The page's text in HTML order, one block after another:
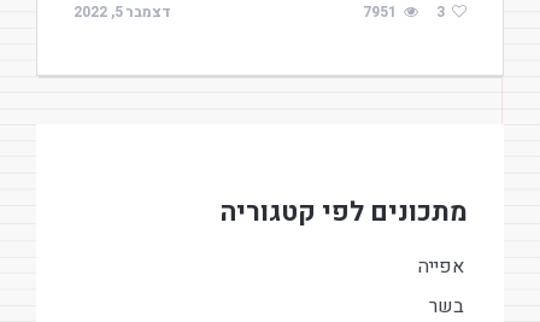
דצמבר 5, 2022 7951 3
מתכונים לפי קטגוריה
אפייה
בשר